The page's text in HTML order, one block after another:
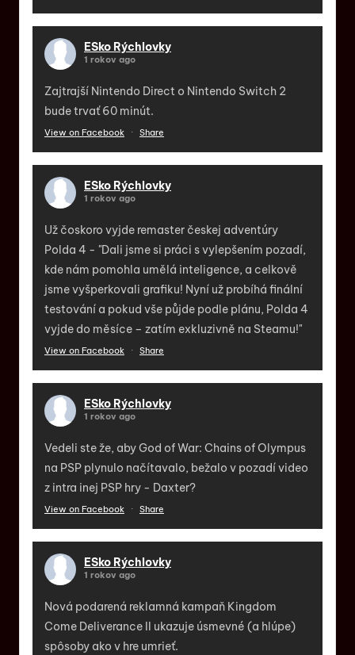
ESko Rýchlovky
1 rokov ago
Zajtrajší Nintendo Direct o Nintendo Switch 2
bude trvať 60 minút.
View on Facebook · Share
ESko Rýchlovky
1 rokov ago
Už čoskoro vyjde remaster českej adventúry
Polda 4 - "Dali jsme si práci s vylepšením pozadí,
kde nám pomohla umělá inteligence, a celkově
jsme vyšperkovali grafiku! Nyní už probíhá finální
testování a pokud vše půjde podle plánu, Polda 4
vyjde do měsíce – zatím exkluzivně na Steamu!"
View on Facebook · Share
ESko Rýchlovky
1 rokov ago
Vedeli ste že, aby God of War: Chains of Olympus
na PSP plynulo načítavalo, bežalo v pozadí video
z intra inej PSP hry - Daxter?
View on Facebook · Share
ESko Rýchlovky
1 rokov ago
Nová podarená reklamná kampaň Kingdom
Come Deliverance II ukazuje úsmevné (a hlúpe)
spôsoby ako v hre umrieť.